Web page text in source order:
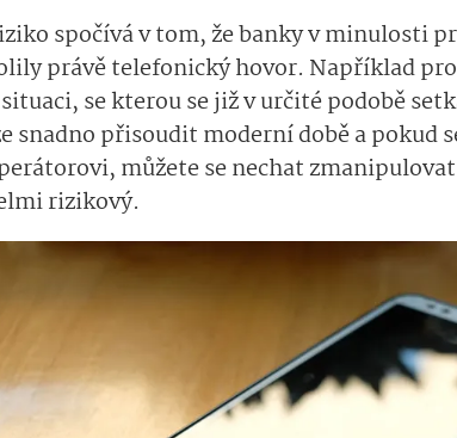
spočívá v tom, že banky v minulosti
právě telefonický hovor. Například
se kterou se již v určité podobě
snadno přisoudit moderní době a pokud
můžete se nechat
rizikový.